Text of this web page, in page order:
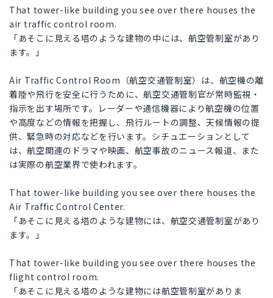
That tower-like building you see over there houses the
air traffic control room.
「あそこに見える塔のような建物の中には、航空管制室があり
ます。」
Air Traffic Control Room（航空交通管制室）は、航空機の離
着陸や飛行を安全に行うために、航空交通管制官が常時監視・
指示を出す場所です。レーダーや通信機器により航空機の位置
や高度などの情報を把握し、飛行ルートの調整、天候情報の提
供、緊急時の対応などを行います。シチュエーションとして
は、航空関連のドラマや映画、航空事故のニュース報道、また
は実際の航空業界で使われます。
That tower-like building you see over there houses the
Air Traffic Control Center.
「あそこに見える塔のような建物には、航空交通管制室があり
ます。」
That tower-like building you see over there houses the
flight control room.
「あそこに見える塔のような建物には航空管制室がありま